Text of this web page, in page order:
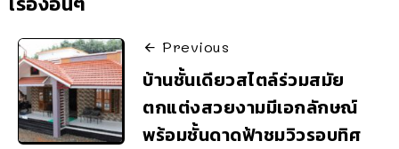
Previous
บ้านชั้นเดียวสไตล์ร่วมสมัย
ตกแต่งสวยงามมีเอกลักษณ์
พร้อมชั้นดาดฟ้าชมวิวรอบทิศ